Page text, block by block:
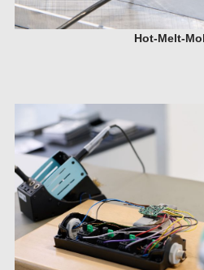
Hot-Melt-